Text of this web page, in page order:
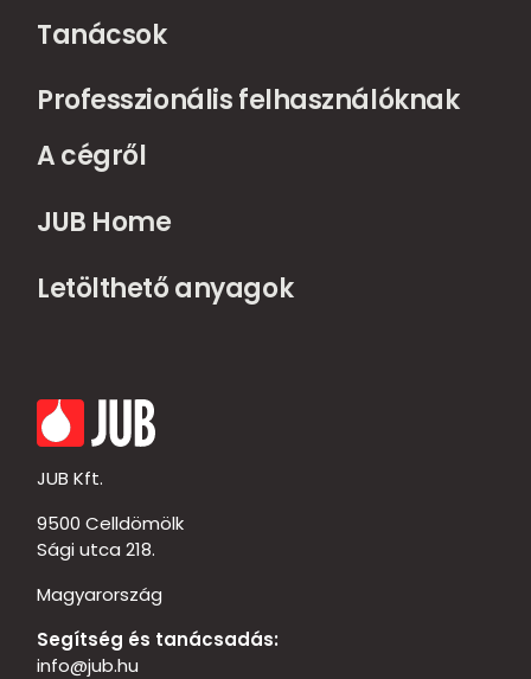
Tanácsok
Professzionális felhasználóknak
A cégről
JUB Home
Letölthető anyagok
JUB Kft.
9500 Celldömölk
Sági utca 218.
Magyarország
Segítség és tanácsadás:
info@jub.hu